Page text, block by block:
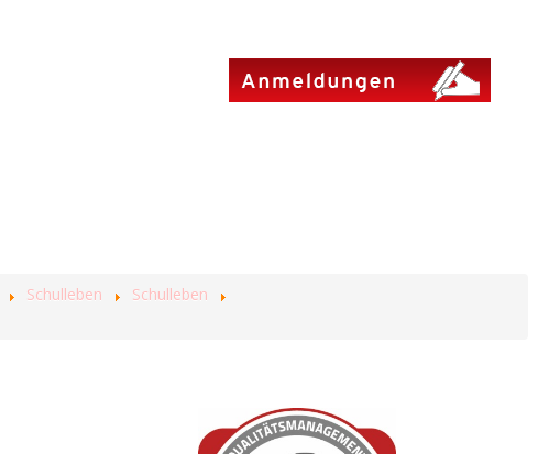
Schulleben
Schulleben